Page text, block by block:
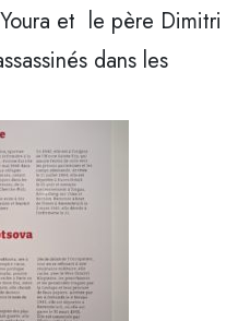
et le père Dimitri
dans les